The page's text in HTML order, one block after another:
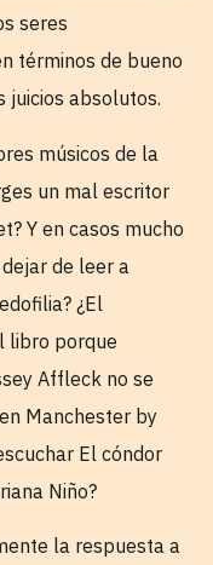
seres
términos de bueno
juicios absolutos.
músicos de la
un mal escritor
Y en casos mucho
de leer a
¿El
libro porque
Affleck no se
Manchester by
El cóndor
Niño?
la respuesta a